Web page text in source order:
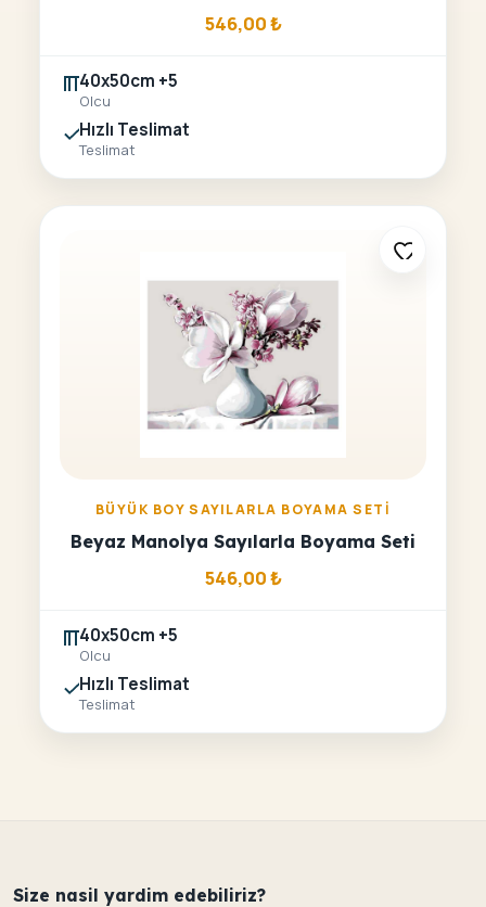
546,00₺
40x50cm +5
Olcu
Hızlı Teslimat
Teslimat
BÜYÜK BOY SAYILARLA BOYAMA SETI
Beyaz Manolya Sayılarla Boyama Seti
546,00₺
40x50cm +5
Olcu
Hızlı Teslimat
Teslimat
Size nasil yardim edebiliriz?